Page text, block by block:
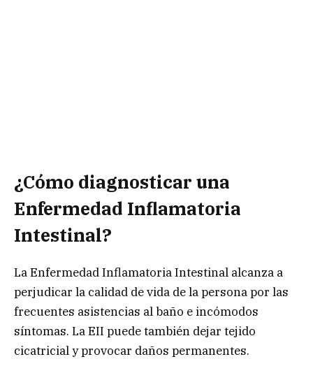
¿Cómo diagnosticar una
Enfermedad Inflamatoria
Intestinal?
La Enfermedad Inflamatoria Intestinal alcanza a
perjudicar la calidad de vida de la persona por las
frecuentes asistencias al baño e incómodos
síntomas. La EII puede también dejar tejido
cicatricial y provocar daños permanentes.